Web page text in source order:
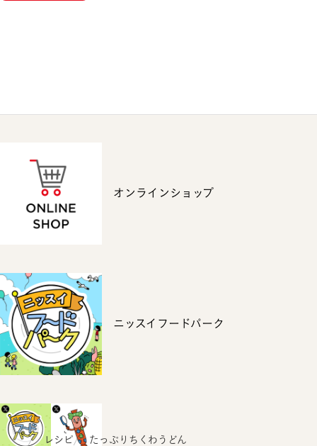
オンラインショップ
ニッスイフードパーク
ホーム レシピ たっぷりちくわうどん